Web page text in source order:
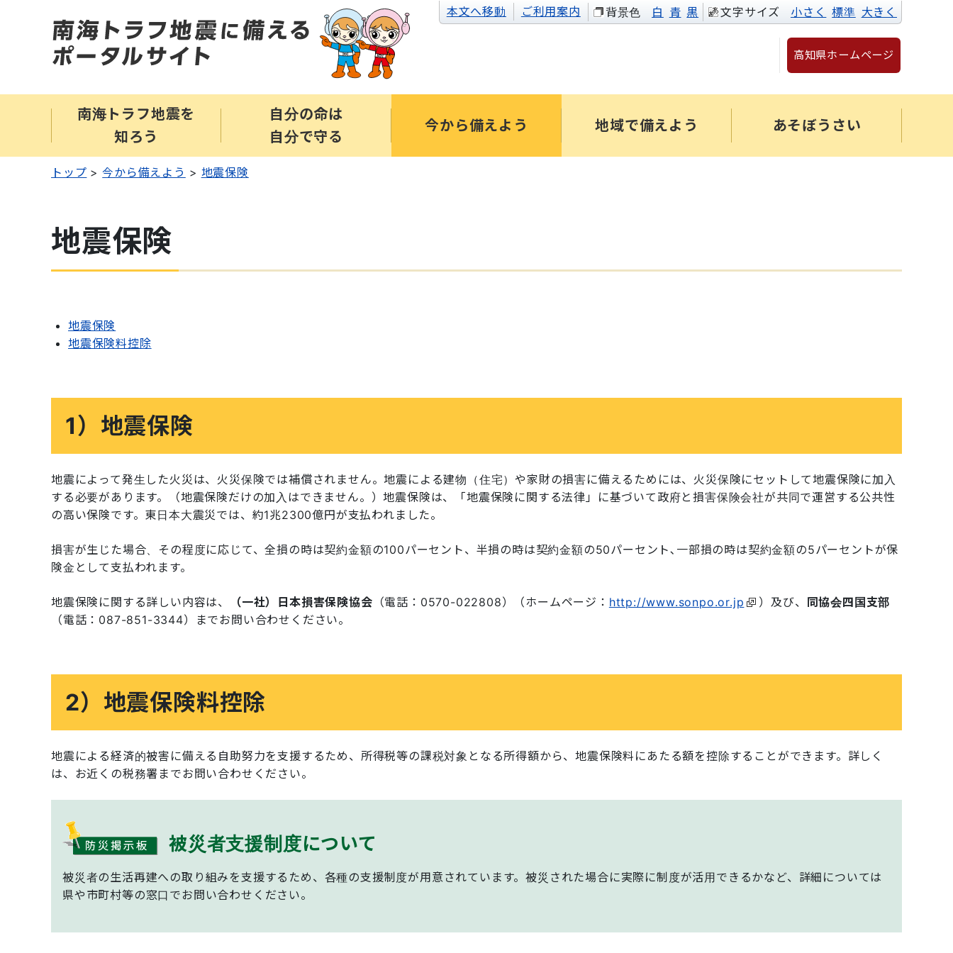
本文へ移動 ご利用案内 背景色 白 青 黒 文字サイズ 小さく 標準 大きく
高知県ホームページ
南海トラフ地震を
知ろう
自分の命は
自分で守る
今から備えよう 地域で備えよう あそぼうさい
トップ 今から備えよう 地震保険
地震保険
地震保険
地震保険料控除
1）地震保険
地震によって発生した火災は、火災保険では補償されません。地震による建物（住宅）や家財の損害に備えるためには、火災保険にセットして地震保険に加入
する必要があります。（地震保険だけの加入はできません。）地震保険は、「地震保険に関する法律」に基づいて政府と損害保険会社が共同で運営する公共性
の高い保険です。東日本大震災では、約1兆2300億円が支払われました。
損害が生じた場合、その程度に応じて、全損の時は契約金額の100パーセント、半損の時は契約金額の50パーセント､一部損の時は契約金額の5パーセントが保
険金として支払われます。
地震保険に関する詳しい内容は、 （一社）日本損害保険協会 （電話：0570-022808）（ホームページ： http://www.sonpo.or.jp ）及び、 同協会四国支部
（電話：087-851-3344）までお問い合わせください。
2）地震保険料控除
地震による経済的被害に備える自助努力を支援するため、所得税等の課税対象となる所得額から、地震保険料にあたる額を控除することができます。詳しく
は、お近くの税務署までお問い合わせください。
被災者支援制度について
被災者の生活再建への取り組みを支援するため、各種の支援制度が用意されています。被災された場合に実際に制度が活用できるかなど、詳細については
県や市町村等の窓口でお問い合わせください。